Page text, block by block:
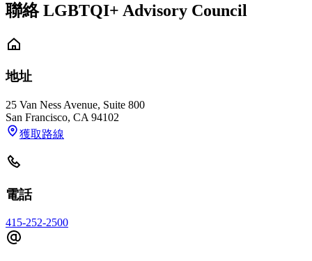
聯絡 LGBTQI+ Advisory Council
地址
25 Van Ness Avenue, Suite 800
San Francisco, CA 94102
獲取路線
電話
415-252-2500